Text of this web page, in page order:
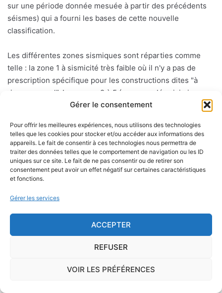
Gérer le consentement
Pour offrir les meilleures expériences, nous utilisons des technologies
telles que les cookies pour stocker et/ou accéder aux informations des
appareils. Le fait de consentir à ces technologies nous permettra de
traiter des données telles que le comportement de navigation ou les ID
uniques sur ce site. Le fait de ne pas consentir ou de retirer son
consentement peut avoir un effet négatif sur certaines caractéristiques
et fonctions.
Gérer les services
ACCEPTER
REFUSER
VOIR LES PRÉFÉRENCES
sur une période donnée mesuée à partir des précédents
séismes) qui a fourni les bases de cette nouvelle
classification.
Les différentes zones sismiques sont réparties comme
telle : la zone 1 à sismicité très faible où il n'y a pas de
prescription spécifique pour les constructions dites "à
risque normal". Les zones 2 à 5 ( avec un aléa sisimique
faible, modéré, moyen ou fort) où des règles de
doivent être appliquées aux bâtiments dits "à risque
normal".
Le risque mérule
Le diagnostic concernant la mérule, champignon
lignivore n'est pas obligatoire pour la vente d'un bien
immobilier hormis dans 20 communes du Finistère
.Cependant, il est préférable d'être particulièrement
vigilant car des chantiers de champignons lignivores
existent dans de nombreuses communes partout en
France, en particulier dans le Finistère ou à Paris.